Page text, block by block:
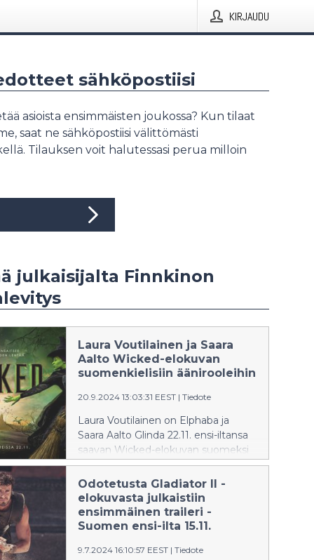
KIRJAUDU
sähköpostiisi
asioista ensimmäisten joukossa? Kun tilaat
saat ne sähköpostiisi välittömästi
Tilauksen voit halutessasi perua milloin
julkaisijalta Finnkinon
Laura Voutilainen ja Saara
Aalto Wicked-elokuvan
suomenkielisiin äänirooleihin
20.9.2024 13:03:31 EEST | Tiedote
Laura Voutilainen on Elphaba ja
Saara Aalto Glinda 22.11. ensi-iltansa
saavan Wicked-elokuvan suomeksi
dubatussa versiossa.
Suomalaisartistit valittiin teknistä
taituruutta vaativiin rooleihin
tiukkojen äänitestien kautta. Katso
juuri julkaistu traileri ja kuuntele
Saarasta Elphabana ja Glindana,
Odotetusta Gladiator II -
elokuvasta julkaistiin
ensimmäinen traileri -
Suomen ensi-ilta 15.11.
9.7.2024 16:10:57 EEST | Tiedote